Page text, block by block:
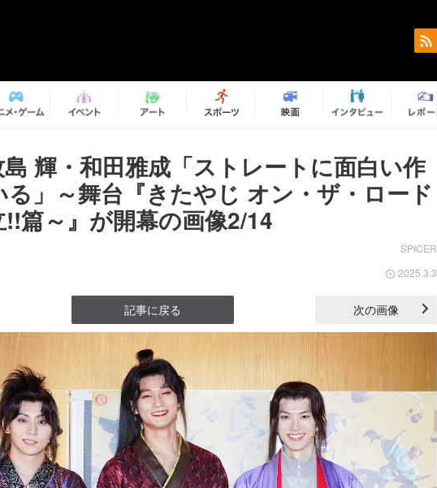
輝・和田雅成「ストレートに面白い作
」～舞台『きたやじ オン・ザ・ロード
!!篇～』が開幕の画像2/14
SPICER
2025.3.3
記事に戻る 次の画像